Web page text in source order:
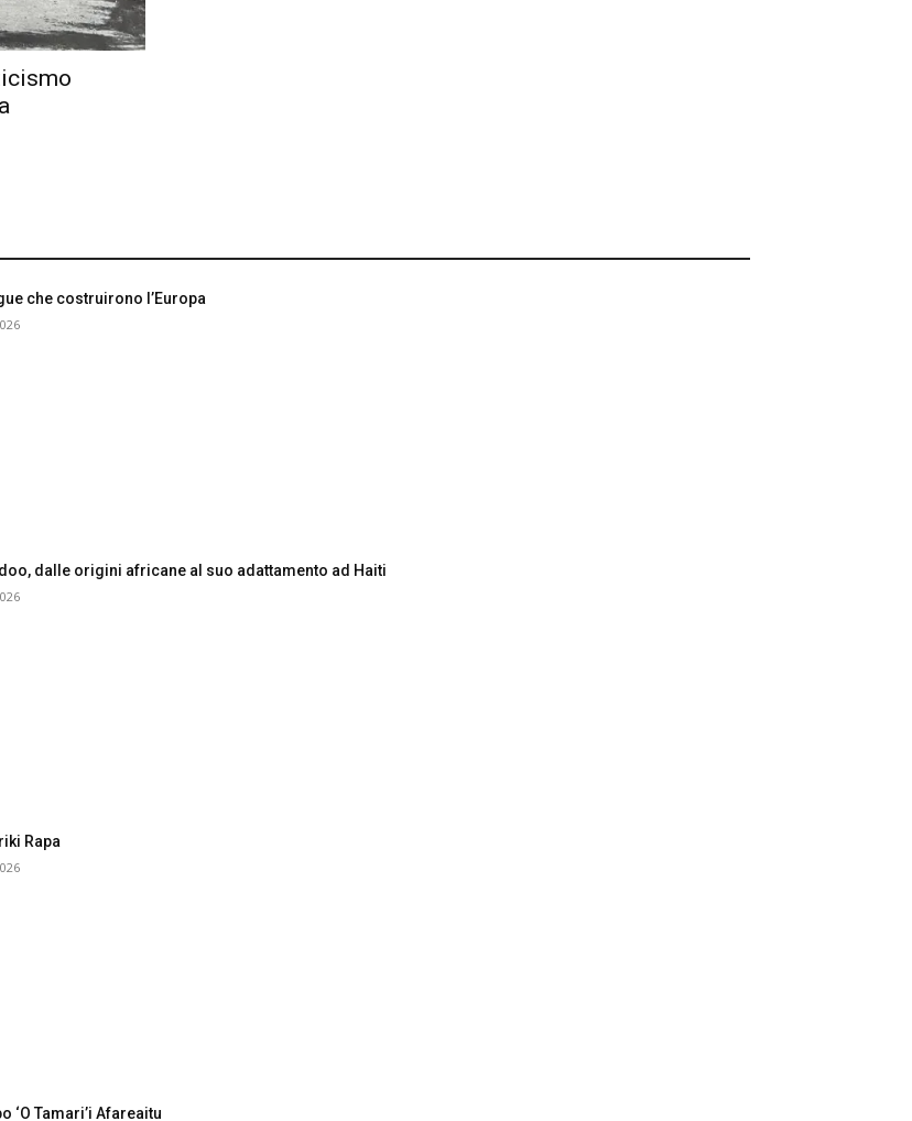
che costruirono l’Europa
dalle origini africane al suo adattamento ad Haiti
Rapa
‘O Tamari’i Afareaitu